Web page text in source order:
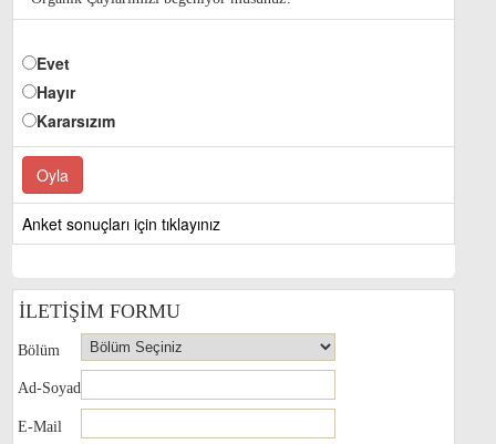
Evet
Hayır
Kararsızım
Anket sonuçları için tıklayınız
İLETİŞİM FORMU
Bölüm
Ad-Soyad
E-Mail